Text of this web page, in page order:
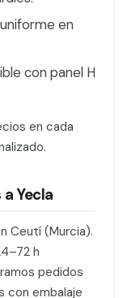
en
con panel H
en cada
Yecla
Ceutí (Murcia).
h
pedidos
con embalaje